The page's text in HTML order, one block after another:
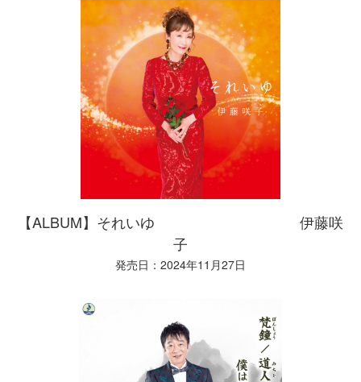
【ALBUM】それいゆ 伊藤咲
子
発売日：2024年11月27日